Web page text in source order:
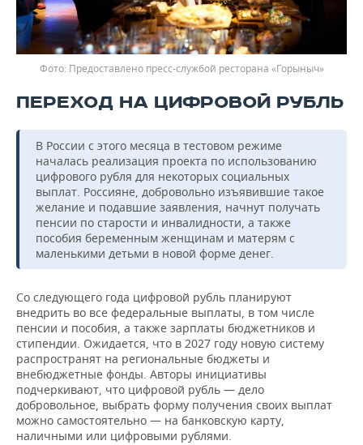
Предоставлено пресс-службой ресторана «Горыныч»
ПЕРЕХОД НА ЦИФРОВОЙ РУБЛЬ
В России с этого месяца в тестовом режиме
началась реализация проекта по использованию
цифрового рубля для некоторых социальных
выплат. Россияне, добровольно изъявившие такое
желание и подавшие заявления, начнут получать
пенсии по старости и инвалидности, а также
пособия беременным женщинам и матерям с
маленькими детьми в новой форме денег.
Со следующего года цифровой рубль планируют
внедрить во все федеральные выплаты, в том числе
пенсии и пособия, а также зарплаты бюджетников и
стипендии. Ожидается, что в 2027 году новую систему
распространят на региональные бюджеты и
внебюджетные фонды. Авторы инициативы
подчеркивают, что цифровой рубль — дело
добровольное, выбрать форму получения своих выплат
можно самостоятельно — на банковскую карту,
наличными или цифровыми рублями.